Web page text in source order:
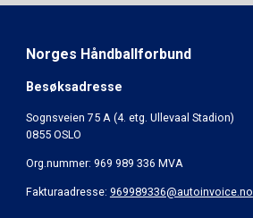
Norges Håndballforbund
Besøksadresse
Sognsveien 75 A (4. etg. Ullevaal Stadion)
0855 OSLO
Org.nummer: 969 989 336 MVA
Fakturaadresse: 969989336@autoinvoice.no